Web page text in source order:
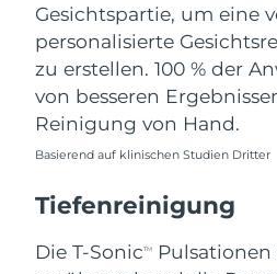
Gesichtspartie, um eine
personalisierte
zu erstellen. 100 % der
von besseren
Reinigung von Hand.
Basierend auf klinischen Studien Dritter
Tiefenreinigung
Die T-SonicTM
Philippinen
Polen
Portugal